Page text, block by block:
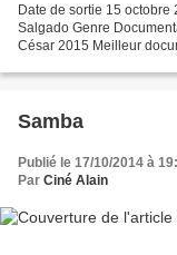
Date de sortie 15
Salgado Genre
César 2015 Meilleur
Samba
Publié le 17/10/2014 à
Par Ciné Alain